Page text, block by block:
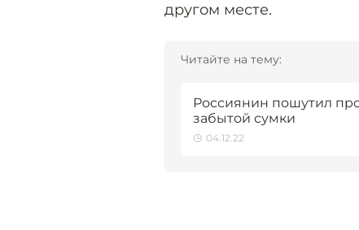
другом месте.
Читайте на тему:
Россиянин пошутил
забытой сумки
04.12.22